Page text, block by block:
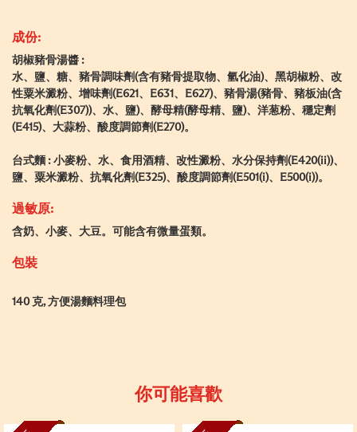
成份:
胡椒豬骨湯醬 :
水、鹽、糖、豬骨調味劑(含有豬骨提取物、氫化油)、黑胡椒粉、改
性粟米澱粉、增味劑(E621、E631、E627)、豬骨湯(豬骨、豬板油(含
抗氧化劑(E307))、水、鹽)、酵母精(酵母精、鹽)、洋葱粉、穩定劑
(E415)、大蒜粉、酸度調節劑(E270)。
台式麵 : 小麥粉、水、食用酒精、改性澱粉、水分保持劑(E420(ii))、
鹽、粟米澱粉、抗氧化劑(E325)、酸度調節劑(E501(i)、E500(i))。
過敏原:
含奶、小麥、大豆。可能含有微量蛋類。
包裝
140 克, 方便湯麵料理包
你可能喜歡